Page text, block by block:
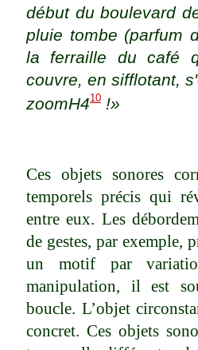
début du boulevard
pluie tombe (parfum
la ferraille du café
couvre, en sifflotant,
zoomH410 !»
Ces objets sonores
temporels précis qui
entre eux. Les
de gestes, par exemple,
un motif par
manipulation, il est
boucle. L’objet
concret. Ces objets